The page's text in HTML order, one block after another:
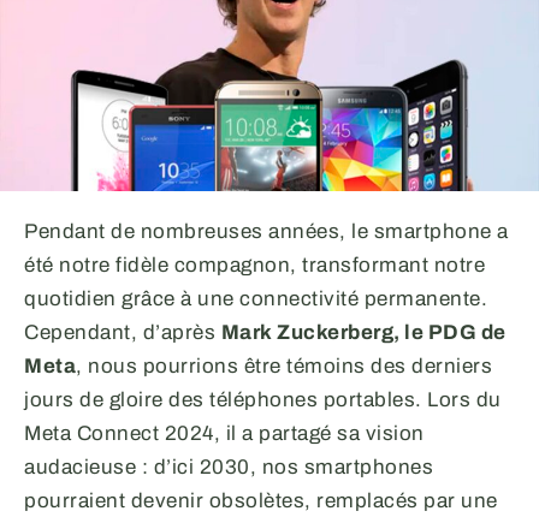
Pendant de nombreuses années, le smartphone a
été notre fidèle compagnon, transformant notre
quotidien grâce à une connectivité permanente.
Cependant, d’après Mark Zuckerberg, le PDG de
Meta, nous pourrions être témoins des derniers
jours de gloire des téléphones portables. Lors du
Meta Connect 2024, il a partagé sa vision
audacieuse : d’ici 2030, nos smartphones
pourraient devenir obsolètes, remplacés par une